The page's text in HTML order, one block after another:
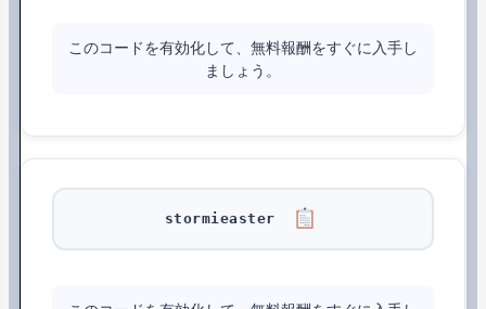
このコードを有効化して、無料報酬をすぐに入手し
ましょう。
stormieaster